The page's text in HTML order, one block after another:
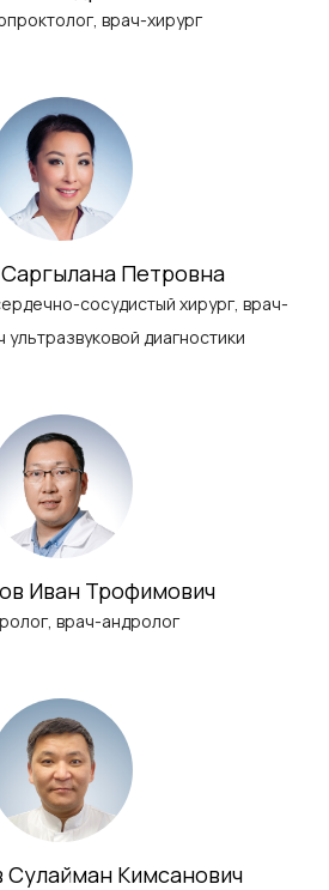
врач-хирург
Петровна
сосудистый хирург, врач-
диагностики
Иван Трофимович
врач-андролог
Сулайман Кимсанович